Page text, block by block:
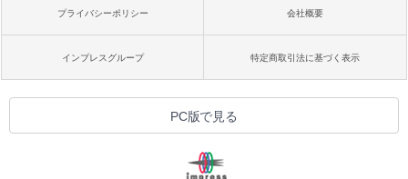
プライバシーポリシー 会社概要
インプレスグループ 特定商取引法に基づく表示
PC版で見る